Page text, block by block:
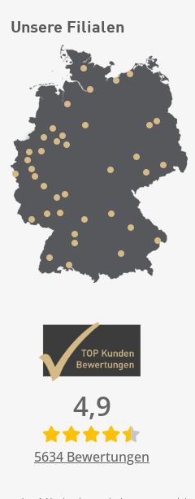
Unsere Filialen
4,9
5634 Bewertungen